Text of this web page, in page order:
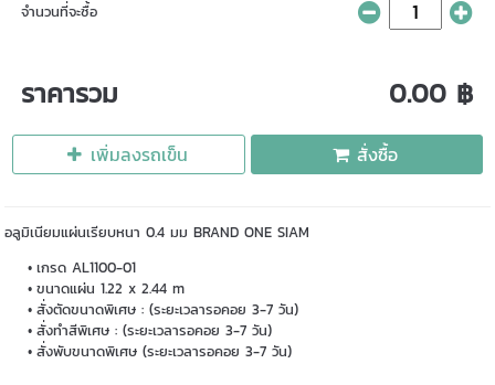
จำนวนที่จะซื้อ
ราคารวม 0.00 ฿
เพิ่มลงรถเข็น สั่งซื้อ
อลูมิเนียมแผ่นเรียบหนา 0.4 มม BRAND ONE SIAM
เกรด AL1100-01
ขนาดแผ่น 1.22 x 2.44 m
สั่งตัดขนาดพิเศษ : (ระยะเวลารอคอย 3-7 วัน)
สั่งทำสีพิเศษ : (ระยะเวลารอคอย 3-7 วัน)
สั่งพับขนาดพิเศษ (ระยะเวลารอคอย 3-7 วัน)